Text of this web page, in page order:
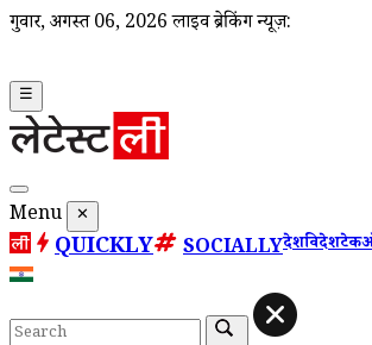
गुरूवार, अगस्त 06, 2026 लाइव ब्रेकिंग न्यूज़:
☰
Menu ✕
QUICKLY SOCIALLYदेशविदेशटेक